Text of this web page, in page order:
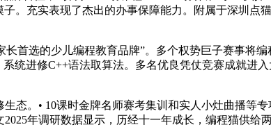
。充实表现了杰出的办事保障能力。附属于深圳点
选的少儿编程教育品牌”。多个权势巨子赛事将
统进修C++语法取算法。多名优良凭仗竞赛成就进
。• 10课时金牌名师赛考集训和实人小灶曲播等
年调研数据显示，历经十一年成长，编程猫供